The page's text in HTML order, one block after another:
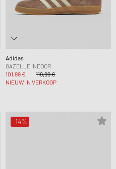
Adidas
GAZELLE INDOOR
101,99 €
119,99 €
NIEUW IN VERKOOP
-14%